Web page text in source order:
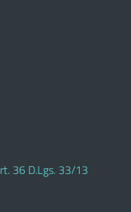
36 D.Lgs. 33/13